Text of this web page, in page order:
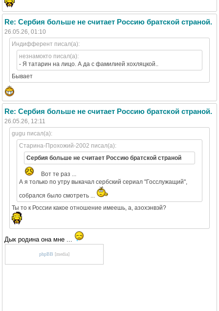
Re: Сербия больше не считает Россию братской страной.
26.05.26, 01:10
Индифферент писал(а):
незнамокто писал(а):
- Я татарин на лицо. А да с фамилией хохляцкой..
Бывает
Re: Сербия больше не считает Россию братской страной.
26.05.26, 12:11
gugu писал(а):
Старина-Прохожий-2002 писал(а):
Сербия больше не считает Россию братской страной
Вот те раз ...
А я только по утру выкачал сербский сериал "Госслужащий",
собрался было смотреть ...
Ты то к России какое отношение имеешь, а, азохэнвэй?
Дык родина она мне ...
phpBB [media]